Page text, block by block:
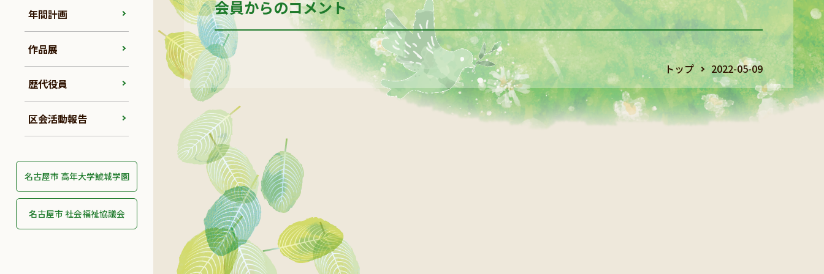
年間計画
作品展
歴代役員
区会活動報告
名古屋市 高年大学鯱城学園
名古屋市 社会福祉協議会
会員からのコメント
トップ 2022-05-09